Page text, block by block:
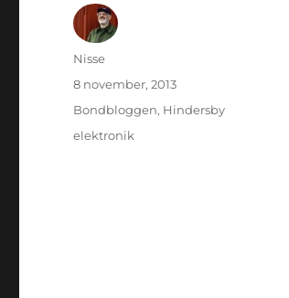
Författare
Nisse
Publicerat
den
8 november, 2013
Kategorier
Bondbloggen, Hindersby
Etiketter
elektronik